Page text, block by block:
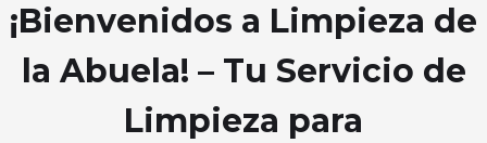
¡Bienvenidos a Limpieza de
la Abuela! – Tu Servicio de
Limpieza para